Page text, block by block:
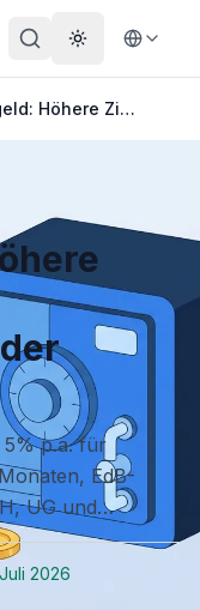
Theme
Firmenfestgeld: Höhere Zinsen für Unternehmensgelder sichern
5% p.a. für
EdB-
UG und
2026